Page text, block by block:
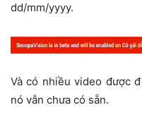
dd/mm/yyyy.
Và có nhiều video được
nó vẫn chưa có sẵn.